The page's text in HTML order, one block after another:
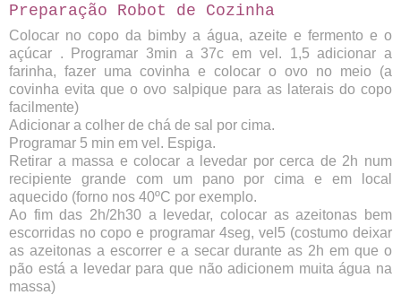
Preparação Robot de Cozinha
Colocar no copo da bimby a água, azeite e fermento e o
açúcar . Programar 3min a 37c em vel. 1,5adicionar a
farinha, fazer uma covinha e colocar o ovo no meio (a
covinha evita que o ovo salpique para as laterais do copo
facilmente)
Adicionar a colher de chá de sal por cima.
Programar 5 min em vel. Espiga.
Retirar a massa e colocar a levedar por cerca de 2h num
recipiente grande com um pano por cima e em local
aquecido (forno nos 40ºC por exemplo.
Ao fim das 2h/2h30 a levedar, colocar as azeitonas bem
escorridas no copo e programar 4seg, vel5 (costumo deixar
as azeitonas a escorrer e a secar durante as 2h em que o
pão está a levedar para que não adicionem muita água na
massa)